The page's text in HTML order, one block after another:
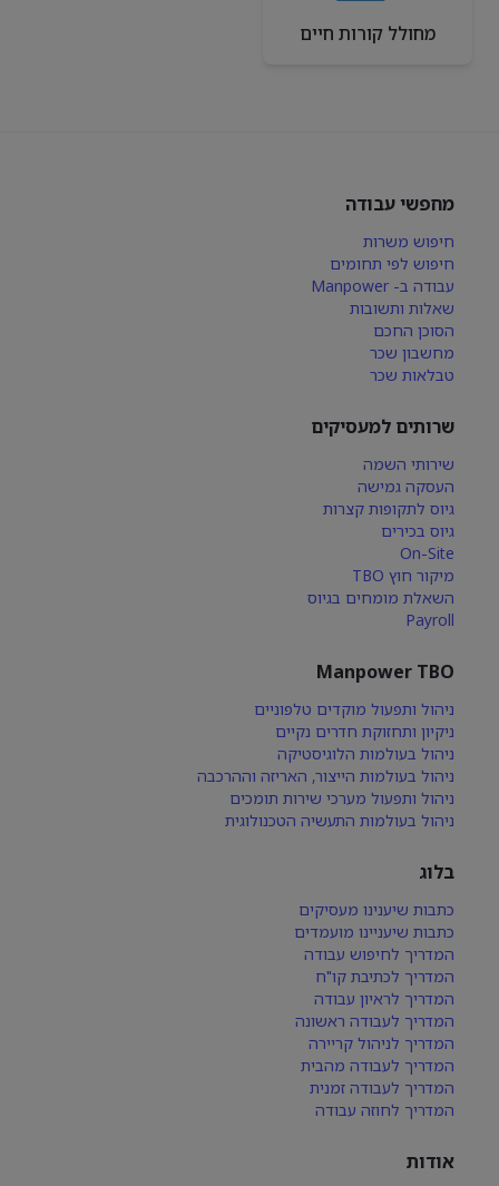
מחולל קורות חיים
מחפשי עבודה
חיפוש משרות
חיפוש לפי תחומים
עבודה ב- Manpower
שאלות ותשובות
הסוכן החכם
מחשבון שכר
טבלאות שכר
שרותים למעסיקים
שירותי השמה
העסקה גמישה
גיוס לתקופות קצרות
גיוס בכירים
On-Site
מיקור חוץ TBO
השאלת מומחים בגיוס
Payroll
Manpower TBO
ניהול ותפעול מוקדים טלפוניים
ניקיון ותחזוקת חדרים נקיים
ניהול בעולמות הלוגיסטיקה
ניהול בעולמות הייצור, האריזה וההרכבה
ניהול ותפעול מערכי שירות תומכים
ניהול בעולמות התעשיה הטכנולוגית
בלוג
כתבות שיענינו מעסיקים
כתבות שיעניינו מועמדים
המדריך לחיפוש עבודה
המדריך לכתיבת קו"ח
המדריך לראיון עבודה
המדריך לעבודה ראשונה
המדריך לניהול קריירה
המדריך לעבודה מהבית
המדריך לעבודה זמנית
המדריך לחוזה עבודה
אודות